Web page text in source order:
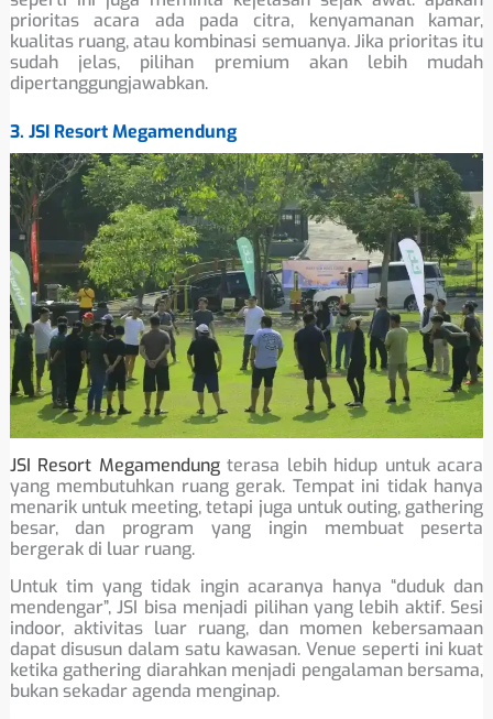
prioritas acara ada pada citra, kenyamanan kamar,
kualitas ruang, atau kombinasi semuanya. Jika prioritas itu
sudah jelas, pilihan premium akan lebih mudah
dipertanggungjawabkan.
3. JSI Resort Megamendung
JSI Resort Megamendungterasa lebih hidup untuk acara
yang membutuhkan ruang gerak. Tempat ini tidak hanya
menarik untuk meeting, tetapi juga untuk outing, gathering
besar, dan program yang ingin membuat peserta
bergerak di luar ruang.
Untuk tim yang tidak ingin acaranya hanya “duduk dan
mendengar”, JSI bisa menjadi pilihan yang lebih aktif. Sesi
indoor, aktivitas luar ruang, dan momen kebersamaan
dapat disusun dalam satu kawasan. Venue seperti ini kuat
ketika gathering diarahkan menjadi pengalaman bersama,
bukan sekadar agenda menginap.